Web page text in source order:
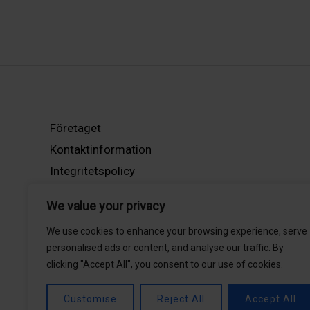
We value your privacy
We use cookies to enhance your browsing experience, serve
personalised ads or content, and analyse our traffic. By
clicking "Accept All", you consent to our use of cookies.
Customise Reject All Accept All
Företaget
Kontaktinformation
Integritetspolicy